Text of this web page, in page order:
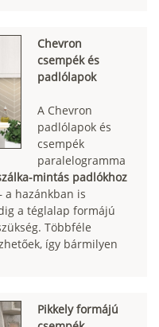
Chevron
csempék és
padlólapok
A Chevron
padlólapok és
csempék
paralelogramma
mintás padlókhoz
a hazánkban is
a téglalap formájú
Többféle
így bármilyen
Pikkely formájú